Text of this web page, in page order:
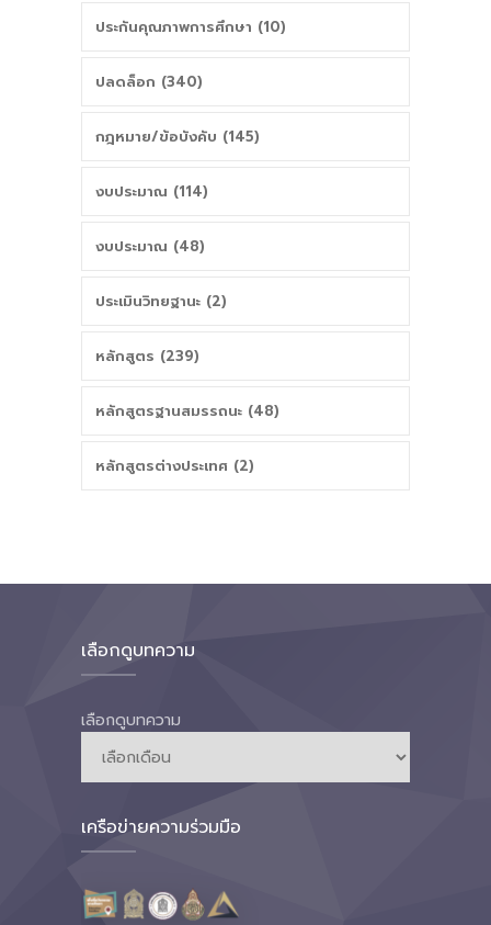
ประกันคุณภาพการศึกษา (10)
ปลดล็อก (340)
กฎหมาย/ข้อบังคับ (145)
งบประมาณ (114)
งบประมาณ (48)
ประเมินวิทยฐานะ (2)
หลักสูตร (239)
หลักสูตรฐานสมรรถนะ (48)
หลักสูตรต่างประเทศ (2)
เลือกดูบทความ
เลือกดูบทความ
เครือข่ายความร่วมมือ